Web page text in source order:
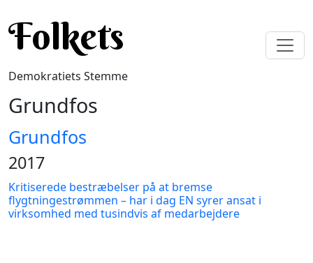
Folkets
Demokratiets Stemme
Grundfos
Grundfos
2017
Kritiserede bestræbelser på at bremse
flygtningestrømmen – har i dag EN syrer ansat i
virksomhed med tusindvis af medarbejdere